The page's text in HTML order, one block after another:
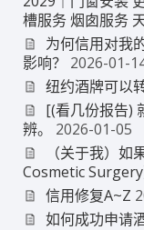
槽服务 烟囱服务
为何信用对我
影响？ 2026-01-
纽约酒牌可以
[(看几份报告)
辨。
2026-01-05
（关于我）如
Cosmetic Surgery
信用修复A~Z
如何成功申请